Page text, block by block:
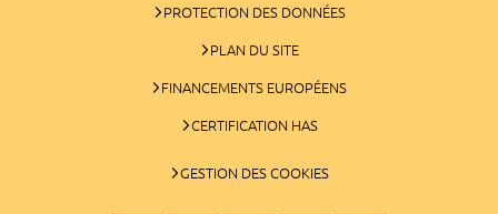
PROTECTION DES DONNÉES
PLAN DU SITE
FINANCEMENTS EUROPÉENS
CERTIFICATION HAS
GESTION DES COOKIES